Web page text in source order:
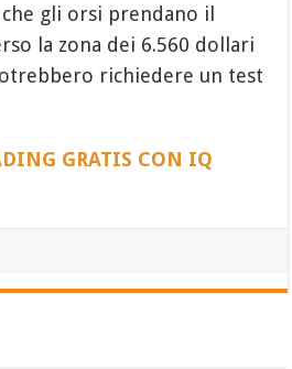
gli orsi prendano il
la zona dei 6.560 dollari
richiedere un test
GRATIS CON IQ